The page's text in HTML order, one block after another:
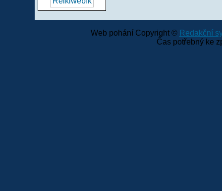
Web pohání Copyright © Redakční
Čas potřebný ke